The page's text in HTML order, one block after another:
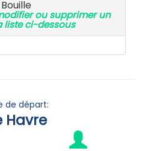
ou supprimer un
liste ci-dessous
de départ:
Havre